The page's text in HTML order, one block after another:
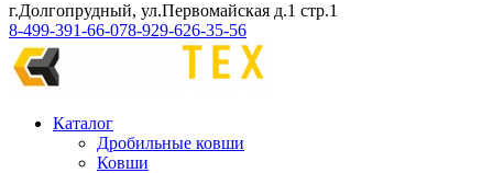
г.Долгопрудный, ул.Первомайская д.1 стр.1
8-499-391-66-078-929-626-35-56
Каталог
Дробильные ковши
Ковши